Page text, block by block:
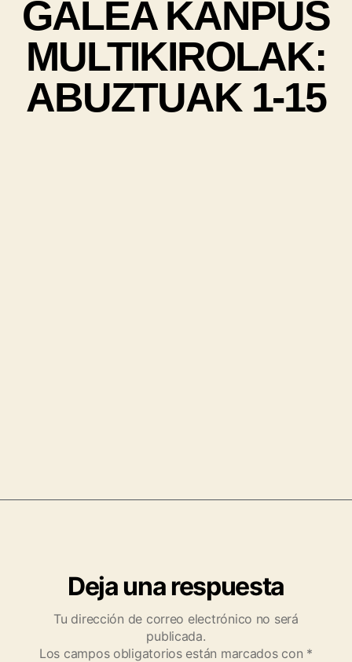
GALEA KANPUS
MULTIKIROLAK:
ABUZTUAK 1-15
Deja una respuesta
Tu dirección de correo electrónico no será
publicada.
Los campos obligatorios están marcados con *